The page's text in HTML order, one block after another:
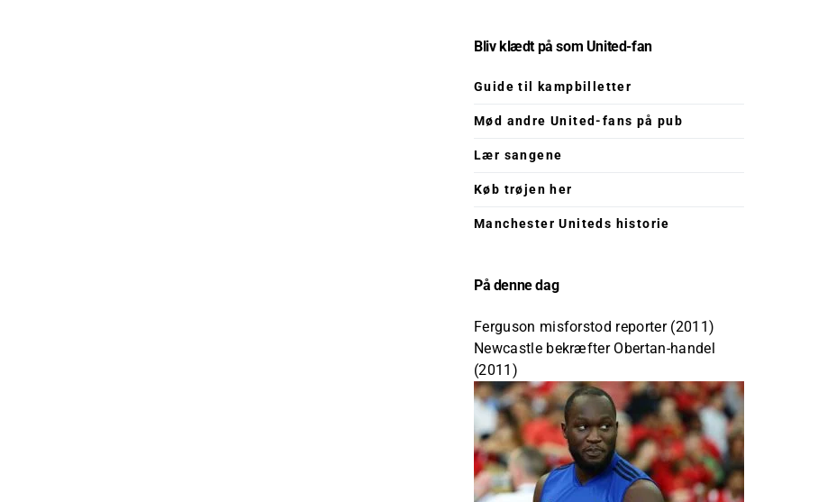
Bliv klædt på som United-fan
Guide til kampbilletter
Mød andre United-fans på pub
Lær sangene
Køb trøjen her
Manchester Uniteds historie
På denne dag
Ferguson misforstod reporter (2011)
Newcastle bekræfter Obertan-handel
(2011)